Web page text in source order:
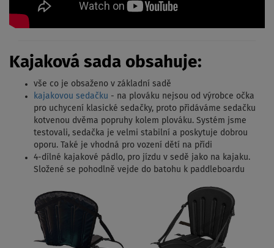
Kajaková sada obsahuje:
vše co je obsaženo v základní sadě
kajakovou sedačku - na plováku nejsou od výrobce očka
pro uchycení klasické sedačky, proto přidáváme sedačku
kotvenou dvěma popruhy kolem plováku. Systém jsme
testovali, sedačka je velmi stabilní a poskytuje dobrou
oporu. Také je vhodná pro vození dětí na přídi
4-dílné kajakové pádlo, pro jízdu v sedě jako na kajaku.
Složené se pohodlně vejde do batohu k paddleboardu